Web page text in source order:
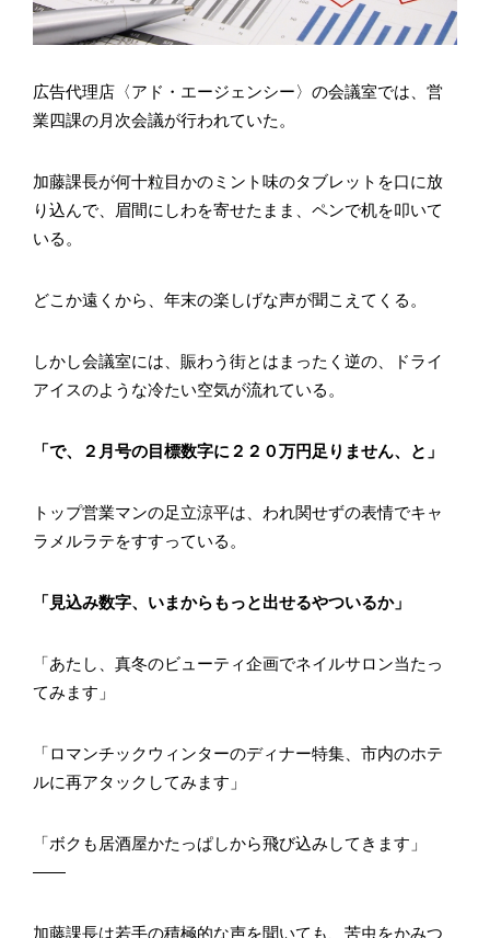
広告代理店〈アド・エージェンシー〉の会議室では、営
業四課の月次会議が行われていた。
加藤課長が何十粒目かのミント味のタブレットを口に放
り込んで、眉間にしわを寄せたまま、ペンで机を叩いて
いる。
どこか遠くから、年末の楽しげな声が聞こえてくる。
しかし会議室には、賑わう街とはまったく逆の、ドライ
アイスのような冷たい空気が流れている。
「で、２月号の目標数字に２２０万円足りません、と」
トップ営業マンの足立涼平は、われ関せずの表情でキャ
ラメルラテをすすっている。
「見込み数字、いまからもっと出せるやついるか」
「あたし、真冬のビューティ企画でネイルサロン当たっ
てみます」
「ロマンチックウィンターのディナー特集、市内のホテ
ルに再アタックしてみます」
「ボクも居酒屋かたっぱしから飛び込みしてきます」
――
加藤課長は若手の積極的な声を聞いても、苦虫をかみつ